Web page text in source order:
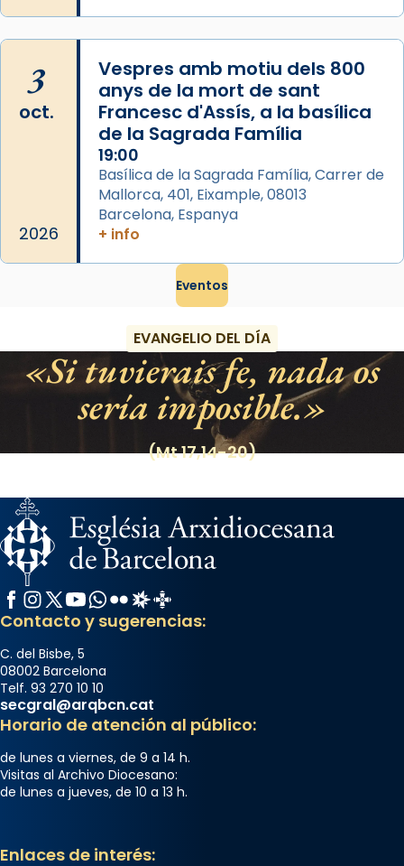
3
oct.
2026
Vespres amb motiu dels 800
anys de la mort de sant
Francesc d'Assís, a la basílica
de la Sagrada Família
19:00
Basílica de la Sagrada Família, Carrer de
Mallorca, 401, Eixample, 08013
Barcelona, Espanya
+ info
Eventos
EVANGELIO DEL DÍA
Si tuvierais fe, nada os
sería imposible.
(Mt 17,14-20)
Facebook
Instagram
X / Twitter
YouTube
WhatsApp
FlickrRadio Estel
Catalunya Cristiana
Contacto y sugerencias:
C. del Bisbe, 5
08002 Barcelona
Telf. 93 270 10 10
secgral@arqbcn.cat
Horario de atención al público:
de lunes a viernes, de 9 a 14 h.
Visitas al Archivo Diocesano:
de lunes a jueves, de 10 a 13 h.
Enlaces de interés: